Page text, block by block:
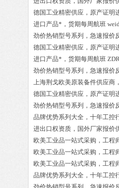
德国工业精密供应，原产证明
进口产品*，货期每周航班
劲价热销型号系列，急速报价
德国工业精密供应，原产证明
进口产品*，货期每周航班
劲价热销型号系列，急速报价
上海荆戈欧美原装备件供应商
德国工业精密供应，原产证明
劲价热销型号系列，急速报价
品牌优势系列大全，十年工控
进出口权资质，国外厂家报价
欧美工业品一站式采购，工程
欧美工业品一站式采购，工程
欧美工业品一站式采购，工程
品牌优势系列大全，十年工控